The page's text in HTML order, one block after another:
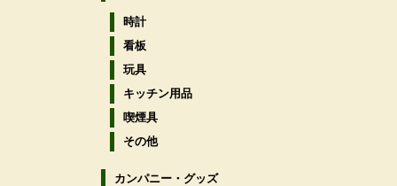
時計
看板
玩具
キッチン用品
喫煙具
その他
カンパニー・グッズ